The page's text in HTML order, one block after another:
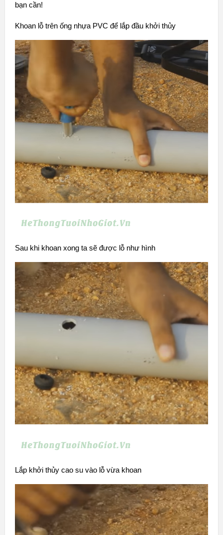
bạn cần!
Khoan lỗ trên ống nhựa PVC để lắp đầu khởi thủy
Sau khi khoan xong ta sẽ được lỗ như hình
Lắp khởi thủy cao su vào lỗ vừa khoan